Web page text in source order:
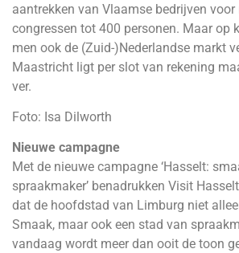
aantrekken van Vlaamse bedrijven voor
congressen tot 400 personen. Maar op
men ook de (Zuid-)Nederlandse markt
Maastricht ligt per slot van rekening
ver.
Foto: Isa Dilworth
Nieuwe campagne
Met de nieuwe campagne ‘Hasselt:
spraakmaker’ benadrukken Visit
dat de hoofdstad van Limburg niet
Smaak, maar ook een stad van
vandaag wordt meer dan ooit de toon